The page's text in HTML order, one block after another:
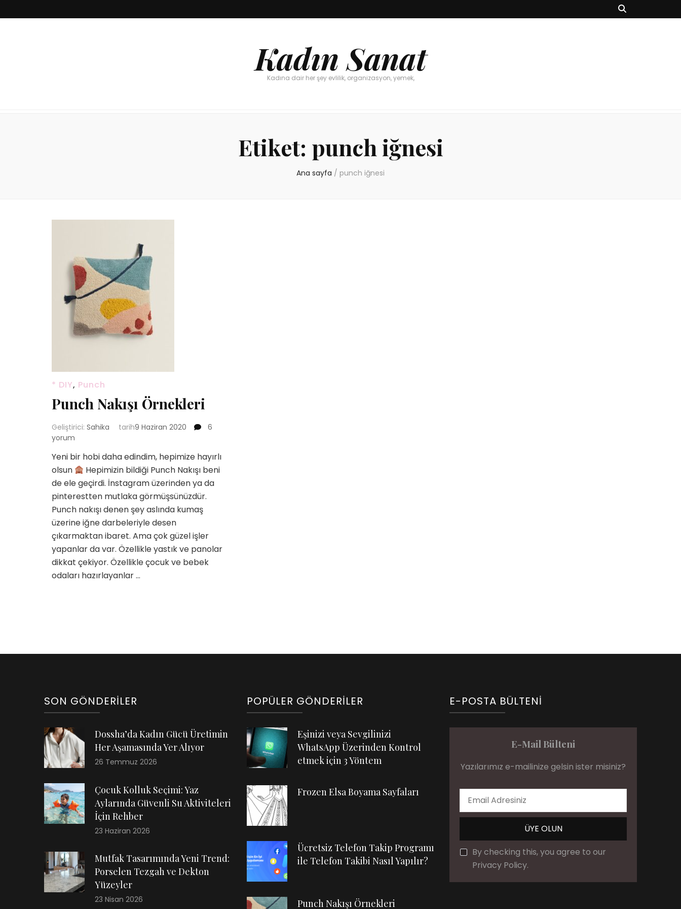
Kadın Sanat
Kadına dair her şey evlilik, organizasyon, yemek,
Etiket: punch iğnesi
Ana sayfa / punch iğnesi
* DIY, Punch
Punch Nakışı Örnekleri
Geliştirici: Sahika tarih9 Haziran 2020
Punch
için
6
yorum
Yeni bir hobi daha edindim, hepimize hayırlı
olsun
Hepimizin bildiği Punch Nakışı beni
de ele geçirdi. İnstagram üzerinden ya da
pinterestten mutlaka görmüşsünüzdür.
Punch nakışı denen şey aslında kumaş
üzerine iğne darbeleriyle desen
çıkarmaktan ibaret. Ama çok güzel işler
yapanlar da var. Özellikle yastık ve panolar
dikkat çekiyor. Özellikle çocuk ve bebek
odaları hazırlayanlar …
SON GÖNDERILER
Dossha’da Kadın Gücü Üretimin
Her Aşamasında Yer Alıyor
26 Temmuz 2026
Çocuk Kolluk Seçimi: Yaz
Aylarında Güvenli Su Aktiviteleri
İçin Rehber
23 Haziran 2026
Mutfak Tasarımında Yeni Trend:
Porselen Tezgah ve Dekton
Yüzeyler
23 Nisan 2026
POPÜLER GÖNDERILER
Eşinizi veya Sevgilinizi
WhatsApp Üzerinden Kontrol
etmek için 3 Yöntem
Frozen Elsa Boyama Sayfaları
Ücretsiz Telefon Takip Programı
ile Telefon Takibi Nasıl Yapılır?
Punch Nakışı Örnekleri
E-POSTA BÜLTENI
E-Mail Bülteni
Yazılarımız e-mailinize gelsin ister misiniz?
By checking this, you agree to our
Privacy Policy.